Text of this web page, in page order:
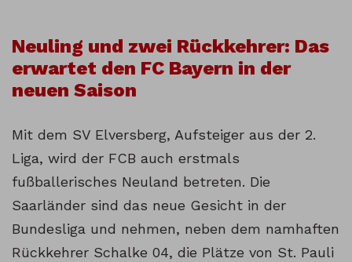
Neuling und zwei Rückkehrer: Das
erwartet den FC Bayern in der
neuen Saison
Mit dem SV Elversberg, Aufsteiger aus der 2.
Liga, wird der FCB auch erstmals
fußballerisches Neuland betreten. Die
Saarländer sind das neue Gesicht in der
Bundesliga und nehmen, neben dem namhaften
Rückkehrer Schalke 04, die Plätze von St. Pauli